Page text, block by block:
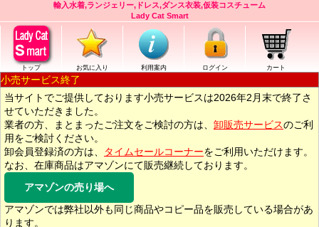
輸入水着,ランジェリー,ドレス,ダンス衣装,仮装コスチューム
Lady Cat Smart
トップ お気に入り 利用案内 ログイン カート
小売サービス終了
当サイトでご提供しております小売サービスは2026年2月末で終了さ
せていただきました。
業者の方、まとまったご注文をご検討の方は、 卸販売サービスのご利
用をご検討ください。
卸会員登録済の方は、
タイムセールコーナーをご利用いただけます。
なお、在庫商品はアマゾンにて販売継続しております。
アマゾンの売り場へ
アマゾンでは弊社以外も同じ商品やコピー品を販売している場合があ
ります。